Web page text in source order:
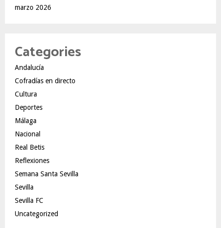
marzo 2026
Categories
Andalucía
Cofradías en directo
Cultura
Deportes
Málaga
Nacional
Real Betis
Reflexiones
Semana Santa Sevilla
Sevilla
Sevilla FC
Uncategorized